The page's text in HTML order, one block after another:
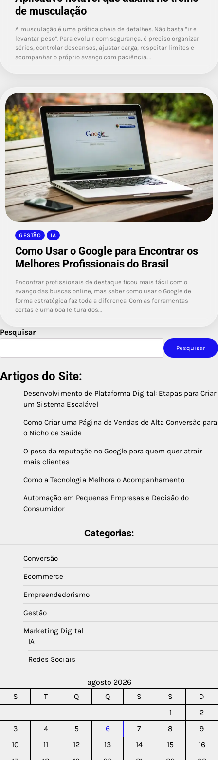
de musculação
A musculação é uma prática cheia de detalhes. Não basta “ir e
levantar peso”. Para evoluir com segurança, é preciso organizar
séries, controlar descansos, ajustar carga, respeitar limites e
acompanhar o próprio avanço com paciência.…
GESTÃO IA
Como Usar o Google para Encontrar os
Melhores Profissionais do Brasil
Encontrar profissionais de destaque ficou mais fácil com o
avanço das buscas online, mas saber como usar o Google de
forma estratégica faz toda a diferença. Com as ferramentas
certas e uma boa leitura dos…
Pesquisar
Pesquisar
Artigos do Site:
Desenvolvimento de Plataforma Digital: Etapas para Criar
um Sistema Escalável
Como Criar uma Página de Vendas de Alta Conversão para
o Nicho de Saúde
O peso da reputação no Google para quem quer atrair
mais clientes
Como a Tecnologia Melhora o Acompanhamento
Automação em Pequenas Empresas e Decisão do
Consumidor
Categorias:
Conversão
Ecommerce
Empreendedorismo
Gestão
Marketing Digital
IA
Redes Sociais
agosto 2026
S
T Q Q S S
D
1
2
3
4 5 6 7 8
9
10
11 12 13 14 15
16